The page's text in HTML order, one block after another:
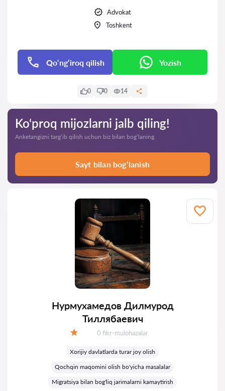
Advokat
Toshkent
Qo‘ng‘iroq qilish Yozish
0 0 14
Ko‘proq mijozlarni jalb qiling!
Anketangizni targ‘ib qilish uchun biz bilan bog‘laning.
Sayt bilan bog‘lanish
Нурмухамедов Дилмурод
Тиллябаевич
Fikrlar:
0 fikr-mulohazalar
Xorijiy davlatlarda turar joy olish
Qochqin maqomini olish bo'yicha masalalar
Migratsiya bilan bog'liq jarimalarni kamaytirish